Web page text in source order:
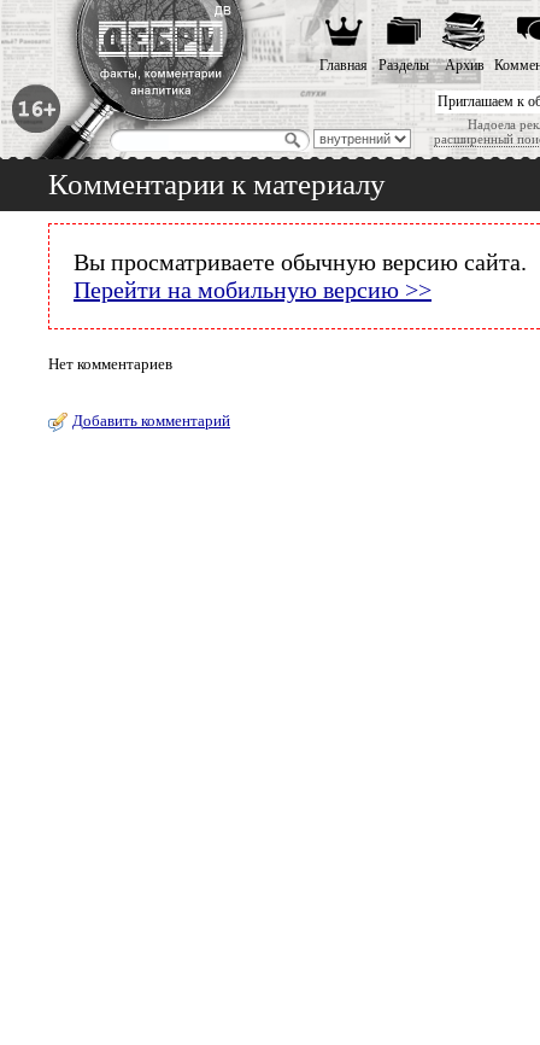
Приглашаем к
Надоела
расширенный
Главная Разделы Архив
Комментарии к материалу
Вы просматриваете обычную версию сайта.
Перейти на мобильную версию >>
Нет комментариев
Добавить комментарий